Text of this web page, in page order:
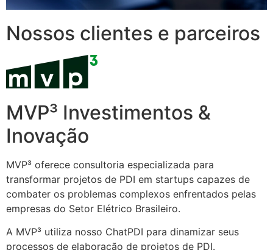
Nossos clientes e parceiros
MVP³ Investimentos &
Inovação
MVP³ oferece consultoria especializada para
transformar projetos de PDI em startups capazes de
combater os problemas complexos enfrentados pelas
empresas do Setor Elétrico Brasileiro.
A MVP³ utiliza nosso ChatPDI para dinamizar seus
processos de elaboração de projetos de PDI.